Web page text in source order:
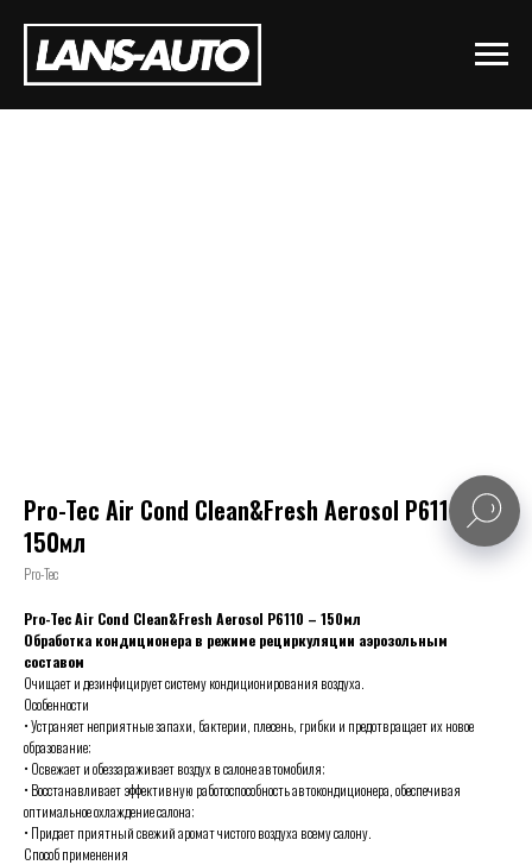
Pro-Tec Air Cond Clean&Fresh Aerosol P6110
150мл
Pro-Tec
Pro-Tec Air Cond Clean&Fresh Aerosol P6110 – 150мл
Обработка кондиционера в режиме рециркуляции аэрозольным
составом
Очищает и дезинфицирует систему кондиционирования воздуха.
Особенности
• Устраняет неприятные запахи, бактерии, плесень, грибки и предотвращает их новое
образование;
• Освежает и обеззараживает воздух в салоне автомобиля;
• Восстанавливает эффективную работоспособность автокондиционера, обеспечивая
оптимальное охлаждение салона;
• Придает приятный свежий аромат чистого воздуха всему салону.
Способ применения